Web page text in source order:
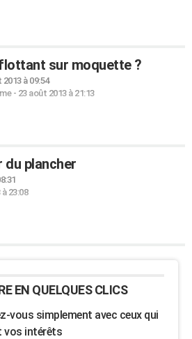
sur moquette ?
2013 à 09:54
- 23 août 2013 à 21:13
du plancher
23:08
EN QUELQUES CLICS
vous simplement avec ceux qui
vos intérêts